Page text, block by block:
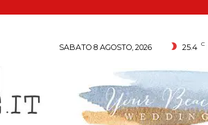
SABATO 8 AGOSTO, 2026 25.4 C